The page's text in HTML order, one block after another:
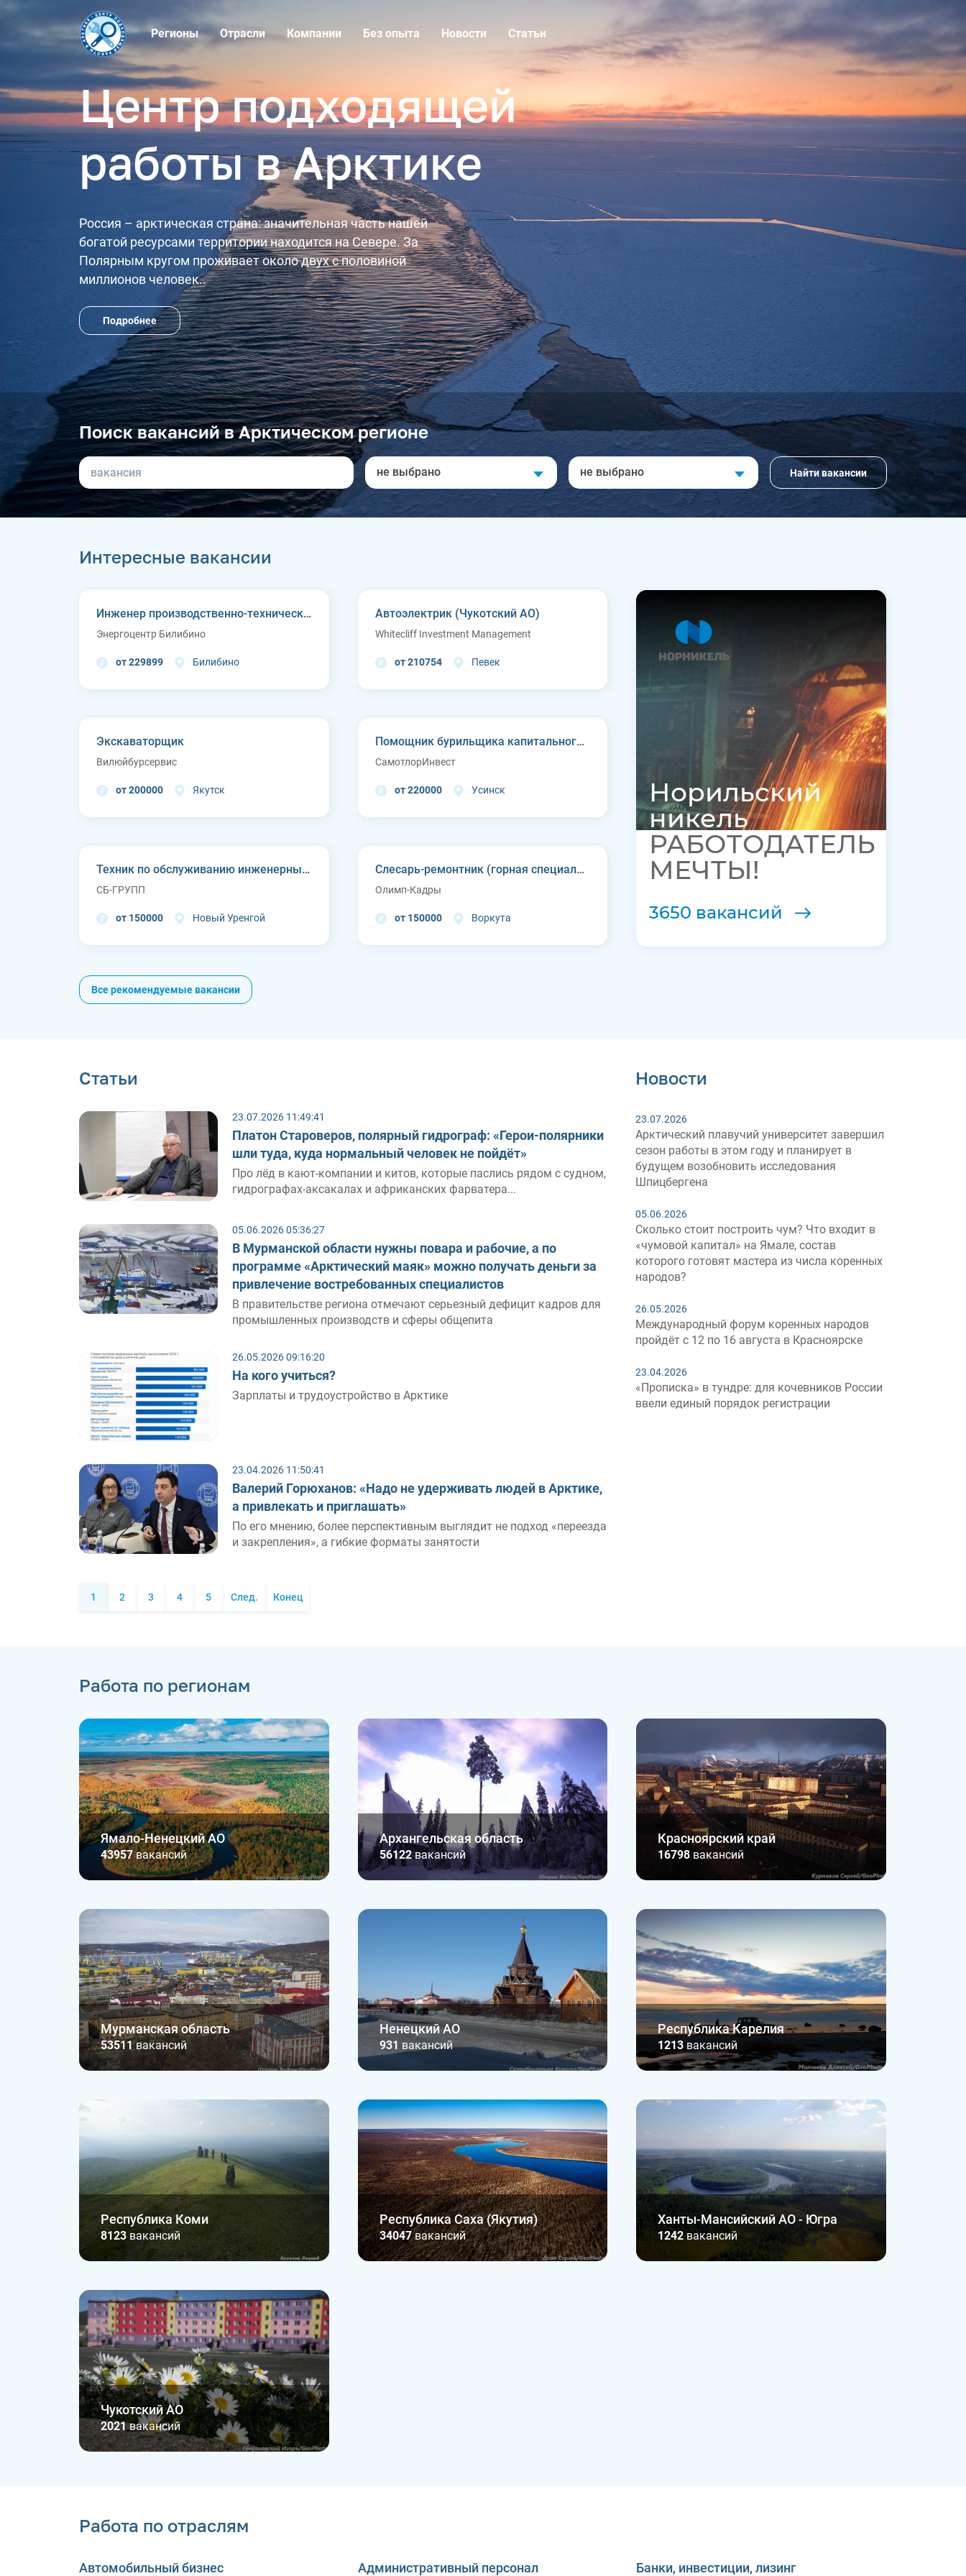
Регионы Отрасли Компании Без опыта Новости Статьи
Центр подходящей
работы в Арктике
Россия – арктическая страна: значительная часть нашей
богатой ресурсами территории находится на Севере. За
Полярным кругом проживает около двух с половиной
миллионов человек..
Подробнее
Поиск вакансий в Арктическом регионе
не выбрано не выбрано Найти вакансии
Интересные вакансии
Инженер производственно-технического отдела
Энергоцентр Билибино
от 229899 Билибино
Экскаваторщик
Вилюйбурсервис
от 200000 Якутск
Техник по обслуживанию инженерных систем
СБ-ГРУПП
от 150000 Новый Уренгой
Автоэлектрик (Чукотский АО)
Whitecliff Investment Management
от 210754 Певек
Помощник бурильщика капитального ремонта скважин (КРС)
СамотлорИнвест
от 220000 Усинск
Слесарь-ремонтник (горная специальная техника)
Олимп-Кадры
от 150000 Воркута
Норильский
никель
РАБОТОДАТЕЛЬ
МЕЧТЫ!
3650 вакансий
Все рекомендуемые вакансии
Статьи
23.07.2026 11:49:41
Платон Староверов, полярный гидрограф: «Герои-полярники
шли туда, куда нормальный человек не пойдёт»
Про лёд в кают-компании и китов, которые паслись рядом с судном,
гидрографах-аксакалах и африканских фарватера...
05.06.2026 05:36:27
В Мурманской области нужны повара и рабочие, а по
программе «Арктический маяк» можно получать деньги за
привлечение востребованных специалистов
В правительстве региона отмечают серьезный дефицит кадров для
промышленных производств и сферы общепита
26.05.2026 09:16:20
На кого учиться?
Зарплаты и трудоустройство в Арктике
23.04.2026 11:50:41
Валерий Горюханов: «Надо не удерживать людей в Арктике,
а привлекать и приглашать»
По его мнению, более перспективным выглядит не подход «переезда
и закрепления», а гибкие форматы занятости
1 2 3 4 5 След. Конец
Новости
23.07.2026
Арктический плавучий университет завершил
сезон работы в этом году и планирует в
будущем возобновить исследования
Шпицбергена
05.06.2026
Сколько стоит построить чум? Что входит в
«чумовой капитал» на Ямале, состав
которого готовят мастера из числа коренных
народов?
26.05.2026
Международный форум коренных народов
пройдёт с 12 по 16 августа в Красноярске
23.04.2026
«Прописка» в тундре: для кочевников России
ввели единый порядок регистрации
Работа по регионам
Ямало-Ненецкий АО
43957вакансий
Архангельская область
56122вакансий
Красноярский край
16798 вакансий
Мурманская область
53511вакансий
Ненецкий АО
931 вакансий
Республика Карелия
1213 вакансий
Республика Коми
8123 вакансий
Республика Саха (Якутия)
34047вакансий
Ханты-Мансийский АО - Югра
1242вакансий
Чукотский АО
2021вакансий
Работа по отраслям
Автомобильный бизнес Административный персонал Банки, инвестиции, лизинг